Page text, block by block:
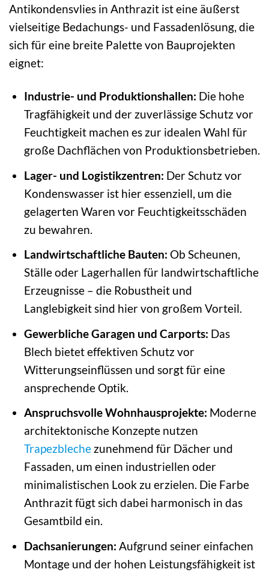
Antikondensvlies in Anthrazit ist eine äußerst
vielseitige Bedachungs- und Fassadenlösung, die
sich für eine breite Palette von Bauprojekten
eignet:
Industrie- und Produktionshallen: Die hohe
Tragfähigkeit und der zuverlässige Schutz vor
Feuchtigkeit machen es zur idealen Wahl für
große Dachflächen von Produktionsbetrieben.
Lager- und Logistikzentren: Der Schutz vor
Kondenswasser ist hier essenziell, um die
gelagerten Waren vor Feuchtigkeitsschäden
zu bewahren.
Landwirtschaftliche Bauten: Ob Scheunen,
Ställe oder Lagerhallen für landwirtschaftliche
Erzeugnisse – die Robustheit und
Langlebigkeit sind hier von großem Vorteil.
Gewerbliche Garagen und Carports: Das
Blech bietet effektiven Schutz vor
Witterungseinflüssen und sorgt für eine
ansprechende Optik.
Anspruchsvolle Wohnhausprojekte: Moderne
architektonische Konzepte nutzen
Trapezblechezunehmend für Dächer und
Fassaden, um einen industriellen oder
minimalistischen Look zu erzielen. Die Farbe
Anthrazit fügt sich dabei harmonisch in das
Gesamtbild ein.
Dachsanierungen: Aufgrund seiner einfachen
Montage und der hohen Leistungsfähigkeit ist